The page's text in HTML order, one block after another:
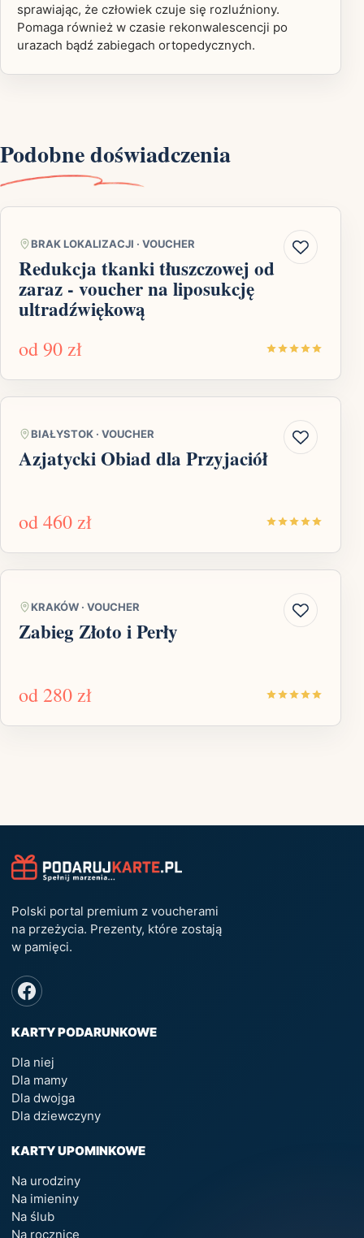
sprawiając, że człowiek czuje się rozluźniony.
Pomaga również w czasie rekonwalescencji po
urazach bądź zabiegach ortopedycznych.
Podobne doświadczenia
BRAK LOKALIZACJI · VOUCHER
Redukcja tkanki tłuszczowej od
zaraz - voucher na liposukcję
ultradźwiękową
od90 zł
BIAŁYSTOK · VOUCHER
Azjatycki Obiad dla Przyjaciół
od460 zł
KRAKÓW · VOUCHER
Zabieg Złoto i Perły
od 280 zł
Polski portal premium z voucherami
na przeżycia. Prezenty, które zostają
w pamięci.
KARTY PODARUNKOWE
Dla niej
Dla mamy
Dla dwojga
Dla dziewczyny
KARTY UPOMINKOWE
Na urodziny
Na imieniny
Na ślub
Na rocznicę